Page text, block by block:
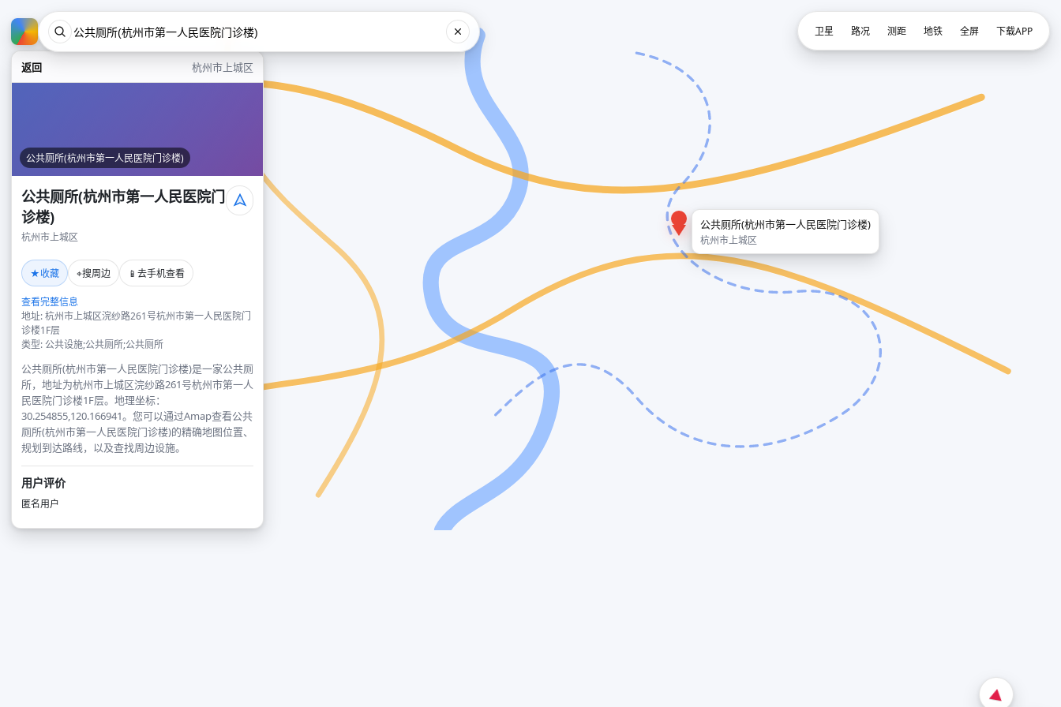
返回 杭州市上城区
公共厕所(杭州市第一人民医院门诊楼)
公共厕所(杭州市第一人民医院门
诊楼)
杭州市上城区
★收藏 ⌖搜周边 📱 去手机查看
查看完整信息
地址: 杭州市上城区浣纱路261号杭州市第一人民医院门
诊楼1F层
类型: 公共设施;公共厕所;公共厕所
公共厕所(杭州市第一人民医院门诊楼)是一家公共厕
所，地址为杭州市上城区浣纱路261号杭州市第一人
民医院门诊楼1F层。地理坐标：
30.254855,120.166941。您可以通过Amap查看公共
厕所(杭州市第一人民医院门诊楼)的精确地图位置、
规划到达路线，以及查找周边设施。
用户评价
匿名用户
公共厕所(杭州市第一人民医院门诊楼)
杭州市上城区
卫星 路况 测距 地铁 全屏 下载APP